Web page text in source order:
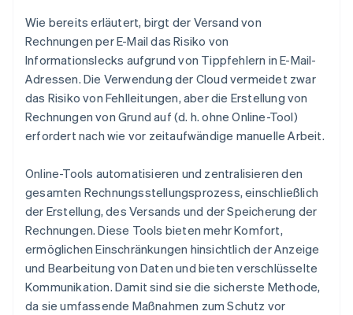
Wie bereits erläutert, birgt der Versand von
Rechnungen per E-Mail das Risiko von
Informationslecks aufgrund von Tippfehlern in E-Mail-
Adressen. Die Verwendung der Cloud vermeidet zwar
das Risiko von Fehlleitungen, aber die Erstellung von
Rechnungen von Grund auf (d. h. ohne Online-Tool)
erfordert nach wie vor zeitaufwändige manuelle Arbeit.
Online-Tools automatisieren und zentralisieren den
gesamten Rechnungsstellungsprozess, einschließlich
der Erstellung, des Versands und der Speicherung der
Rechnungen. Diese Tools bieten mehr Komfort,
ermöglichen Einschränkungen hinsichtlich der Anzeige
und Bearbeitung von Daten und bieten verschlüsselte
Kommunikation. Damit sind sie die sicherste Methode,
da sie umfassende Maßnahmen zum Schutz vor